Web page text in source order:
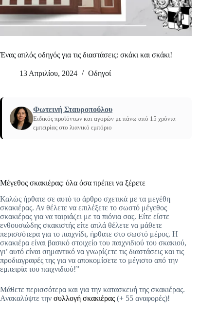
Ένας απλός οδηγός για τις διαστάσεις: σκάκι και σκάκι!
13 Απριλίου, 2024 Οδηγοί
Φωτεινή Σταυροπούλου
Ειδικός προϊόντων και αγορών με πάνω από 15 χρόνια
εμπειρίας στο λιανικό εμπόριο
Μέγεθος σκακιέρας: όλα όσα πρέπει να ξέρετε
Καλώς ήρθατε σε αυτό το άρθρο σχετικά με τα μεγέθη
σκακιέρας. Αν θέλετε να επιλέξετε το σωστό μέγεθος
σκακιέρας για να ταιριάζει με τα πιόνια σας. Είτε είστε
ενθουσιώδης σκακιστής είτε απλά θέλετε να μάθετε
περισσότερα για το παιχνίδι, ήρθατε στο σωστό μέρος. Η
σκακιέρα είναι βασικό στοιχείο του παιχνιδιού του σκακιού,
γι’ αυτό είναι σημαντικό να γνωρίζετε τις διαστάσεις και τις
προδιαγραφές της για να αποκομίσετε το μέγιστο από την
εμπειρία του παιχνιδιού!”
Μάθετε περισσότερα και για την κατασκευή της σκακιέρας.
Ανακαλύψτε την συλλογή σκακιέρας (+ 55 αναφορές)!